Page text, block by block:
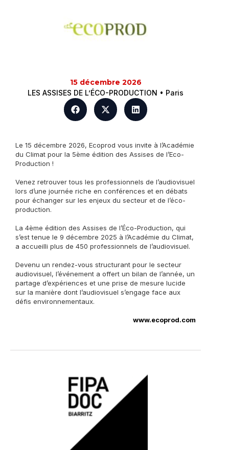
15 décembre 2026
LES ASSISES DE L’ÉCO-PRODUCTION • Paris
Le 15 décembre 2026, Ecoprod vous invite à l’Académie
du Climat pour la 5ème édition des Assises de l’Eco-
Production !
Venez retrouver tous les professionnels de l’audiovisuel
lors d’une journée riche en conférences et en débats
pour échanger sur les enjeux du secteur et de l’éco-
production.
La 4ème édition des Assises de l’Éco-Production, qui
s’est tenue le 9 décembre 2025 à l’Académie du Climat,
a accueilli plus de 450 professionnels de l’audiovisuel.
Devenu un rendez-vous structurant pour le secteur
audiovisuel, l’événement a offert un bilan de l’année, un
partage d’expériences et une prise de mesure lucide
sur la manière dont l’audiovisuel s’engage face aux
défis environnementaux.
www.ecoprod.com